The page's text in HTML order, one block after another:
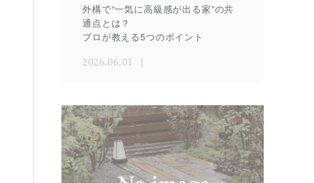
外構で“一気に高級感が出る家”の共
通点とは？
プロが教える5つのポイント
2026.06.01